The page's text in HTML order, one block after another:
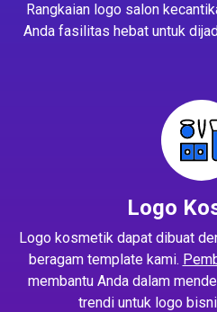
Rangkaian logo salon
Anda fasilitas hebat untuk
Logo
Logo kosmetik dapat dibuat
beragam template kami.
membantu Anda dalam
trendi untuk logo